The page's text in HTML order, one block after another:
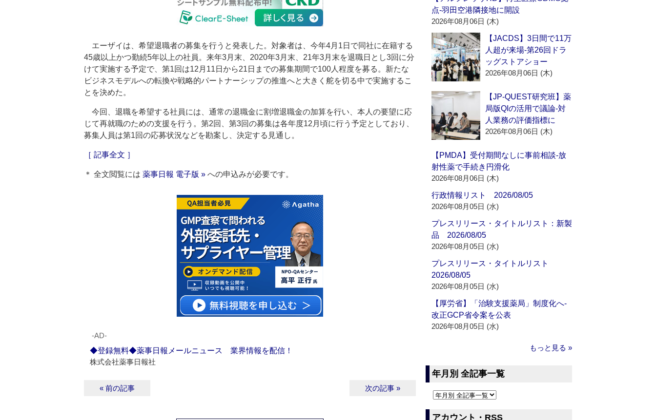
エーザイは、希望退職者の募集を行うと発表した。対象者は、今年4月1日で同社に在籍する
45歳以上かつ勤続5年以上の社員。来年3月末、2020年3月末、21年3月末を退職日とし3回に分
けて実施する予定で、第1回は12月11日から21日までの募集期間で100人程度を募る。新たな
ビジネスモデルへの転換や戦略的パートナーシップの推進へと大きく舵を切る中で実施するこ
とを決めた。
今回、退職を希望する社員には、通常の退職金に割増退職金の加算を行い、本人の要望に応
じて再就職のための支援を行う。第2回、第3回の募集は各年度12月頃に行う予定としており、
募集人員は第1回の応募状況などを勘案し、決定する見通し。
［ 記事全文 ］
＊ 全文閲覧には 薬事日報 電子版 » への申込みが必要です。
‐AD‐
◆登録無料◆薬事日報メールニュース 業界情報を配信！
株式会社薬事日報社
« 前の記事 次の記事 »
点‐羽田空港隣接地に開設
2026年08月06日 (木)
【JACDS】3日間で11万
人超が来場‐第26回ドラ
ッグストアショー
2026年08月06日 (木)
【JP-QUEST研究班】薬
局版QIの活用で議論‐対
人業務の評価指標に
2026年08月06日 (木)
【PMDA】受付期間なしに事前相談‐放
射性薬で手続き円滑化
2026年08月06日 (木)
行政情報リスト 2026/08/05
2026年08月05日 (水)
プレスリリース・タイトルリスト：新製
品 2026/08/05
2026年08月05日 (水)
プレスリリース・タイトルリスト
2026/08/05
2026年08月05日 (水)
【厚労省】「治験支援薬局」制度化へ‐
改正GCP省令案を公表
2026年08月05日 (水)
もっと見る »
年月別 全記事一覧
アカウント・RSS